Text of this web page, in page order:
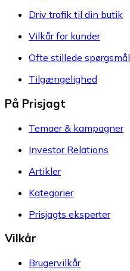
Driv trafik til din butik
Vilkår for kunder
Ofte stillede spørgsmål
Tilgængelighed
På Prisjagt
Temaer & kampagner
Investor Relations
Artikler
Kategorier
Prisjagts eksperter
Vilkår
Brugervilkår